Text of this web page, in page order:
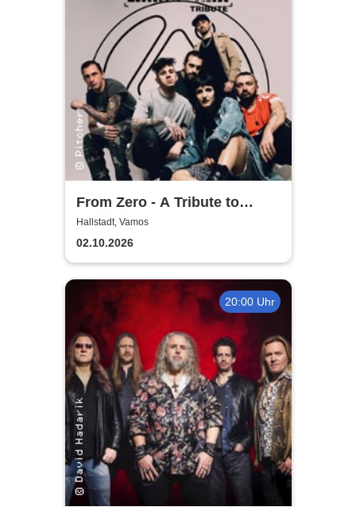
From Zero - A Tribute to
Linkin Park
Hallstadt, Vamos
02.10.2026
20:00 Uhr